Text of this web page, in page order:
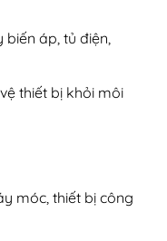
áp, tủ điện,
thiết bị khỏi môi
móc, thiết bị công